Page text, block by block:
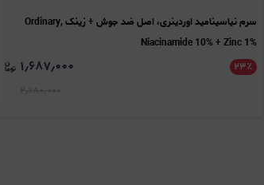
سرم نیاسینامید اوردینری، اصل ضد جوش + زینک Ordinary,
Niacinamide 10% + Zinc 1%
۲۳٪ ۱٫۶۸۷٫۰۰۰